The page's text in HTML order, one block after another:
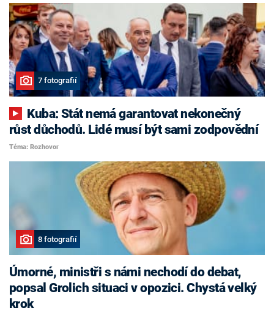
7 fotografií
růst důchodů. Lidé musí být sami zodpovědní
Téma: Rozhovor
8 fotografií
Úmorné, ministři s námi nechodí do debat,
popsal Grolich situaci v opozici. Chystá velký
krok